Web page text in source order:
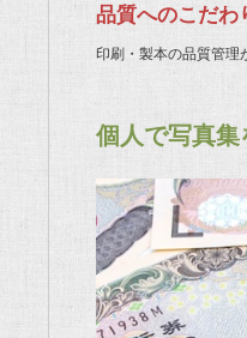
品質へのこだわ
印刷・製本の品質管理
個人で写真